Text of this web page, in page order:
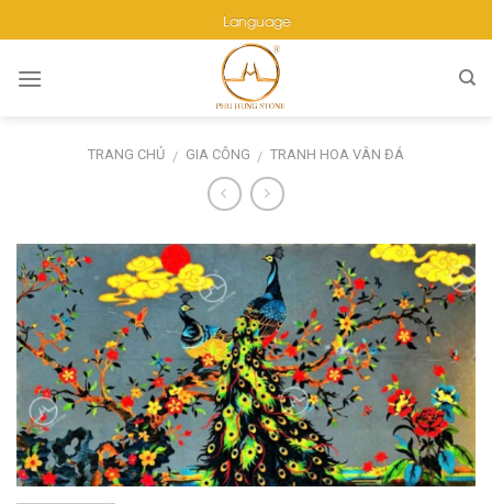
to
content
TRANG CHỦ / GIA CÔNG / TRANH HOA VÂN ĐÁ
Language